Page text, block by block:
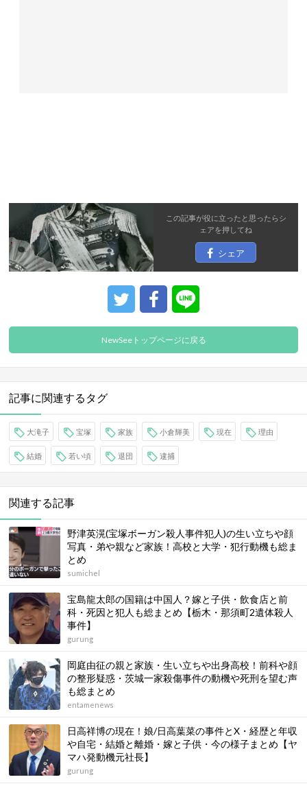
この記事が役に立ったと思ったらシ
ェアを押してね
シェア
NewSeeトップページに戻る
記事に関連するタグ
大滝子 宝塚 家族 小倉輝美 現在 理由
結婚 若い頃 退団 逮捕
関連する記事
野津英滉(宝塚ボーガン殺人事件犯人)の生い立ちや顔
写真・弟や親など家族！高校と大学・犯行動機も総ま
とめ
sumichel
宝島龍太郎の国籍は中国人？嫁と子供・飲食店と前
科・死因と犯人も総まとめ【栃木・那須町2遺体殺人
事件】
gurung
岡庭由征の親と家族・生い立ちや出身高校！前科や顔
の整形疑惑・茨城一家殺傷事件の動機や死刑を望む声
も総まとめ
entamenews
日高祥博の現在！娘/日高葉菜の事件とX・経歴と年収
や自宅・結婚と離婚・嫁と子供・今の様子まとめ【ヤ
マハ発動機元社長】
gurung